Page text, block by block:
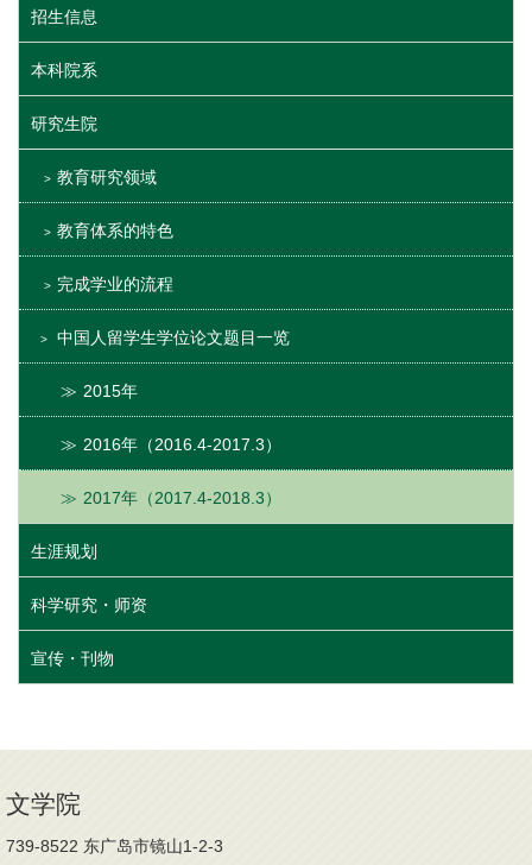
招生信息
本科院系
研究生院
教育研究领域
教育体系的特色
完成学业的流程
中国人留学生学位论文题目一览
2015年
2016年（2016.4-2017.3）
2017年（2017.4-2018.3）
生涯规划
科学研究・师资
宣传・刊物
文学院
739-8522 东广岛市镜山1-2-3